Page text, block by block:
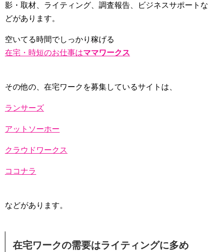
影・取材、ライティング、調査報告、ビジネスサポートな
どがあります。
空いてる時間でしっかり稼げる
在宅・時短のお仕事はママワークス
その他の、在宅ワークを募集しているサイトは、
ランサーズ
アットソーホー
クラウドワークス
ココナラ
などがあります。
在宅ワークの需要はライティングに多め